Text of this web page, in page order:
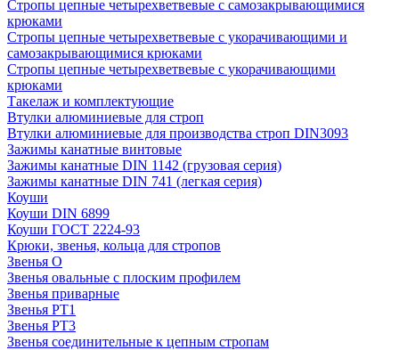
Стропы цепные четырехветвевые с самозакрывающимися
крюками
Стропы цепные четырехветвевые с укорачивающими и
самозакрывающимися крюками
Стропы цепные четырехветвевые с укорачивающими
крюками
Такелаж и комплектующие
Втулки алюминиевые для строп
Втулки алюминиевые для производства строп DIN3093
Зажимы канатные винтовые
Зажимы канатные DIN 1142 (грузовая серия)
Зажимы канатные DIN 741 (легкая серия)
Коуши
Коуши DIN 6899
Коуши ГОСТ 2224-93
Крюки, звенья, кольца для стропов
Звенья О
Звенья овальные с плоским профилем
Звенья приварные
Звенья РТ1
Звенья РТ3
Звенья соединительные к цепным стропам